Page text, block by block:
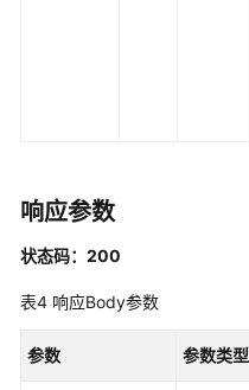
理
中
心
响应参数
状态码：200
表4 响应Body参数
参数 参数类型